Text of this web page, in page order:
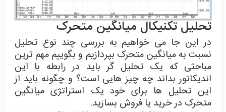
تحلیل تکنیکال میانگین متحرک
در این جا می خواهیم به بررسی چند نوع تحلیل
نسبت به میانگین متحرک بپردازیم و بگوییم مهم ترین
مباحثی که یک تحلیل گر باید در رابطه با این
اندیکاتور بداند چه چیز هایی است؟ و چگونه باید از
این تحلیل ها برای خود یک استراتژی میانگین
متحرک در خرید یا فروش بسازید.